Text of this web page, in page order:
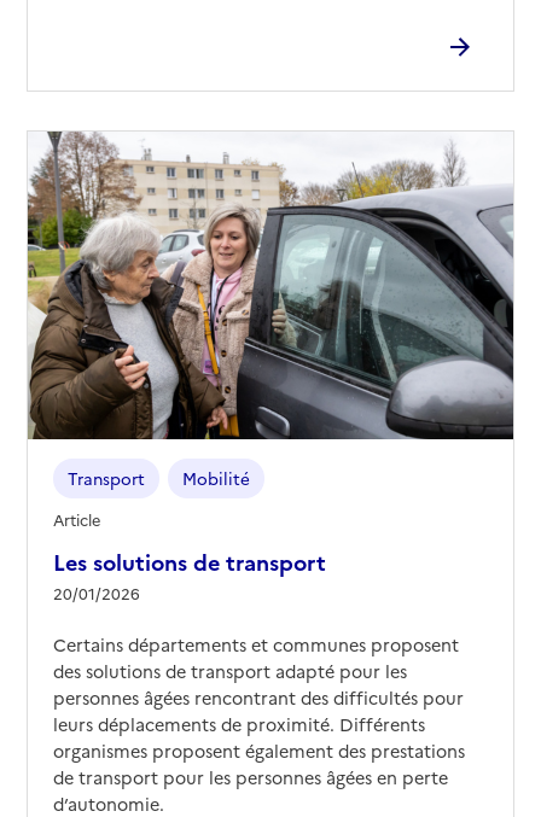
Les solutions de transport
20/01/2026
Transport Mobilité
Article
Certains départements et communes proposent
des solutions de transport adapté pour les
personnes âgées rencontrant des difficultés pour
leurs déplacements de proximité. Différents
organismes proposent également des prestations
de transport pour les personnes âgées en perte
d’autonomie.